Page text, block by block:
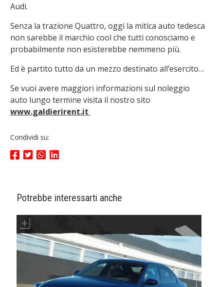
Audi.
Senza la trazione Quattro, oggi la mitica auto tedesca
non sarebbe il marchio cool che tutti conosciamo e
probabilmente non esisterebbe nemmeno più.
Ed è partito tutto da un mezzo destinato all’esercito…
Se vuoi avere maggiori informazioni sul noleggio
auto lungo termine visita il nostro sito
www.galdierirent.it
Condividi su:
Potrebbe interessarti anche